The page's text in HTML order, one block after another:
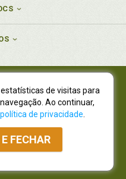
77.535.508/0001-19
01.701.561/0001-80
7665, São Lourenço |
82210-310
Atacado: (41) 4009-3939
Whatsapp
de visitas para
Ao continuar,
política de privacidade
FECHAR